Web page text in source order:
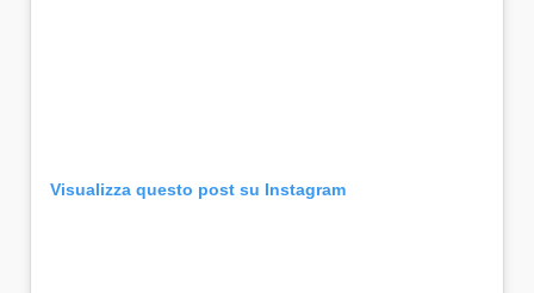
Visualizza questo post su Instagram